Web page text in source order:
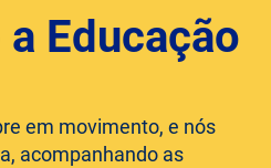
Educação
em movimento, e nós
acompanhando as